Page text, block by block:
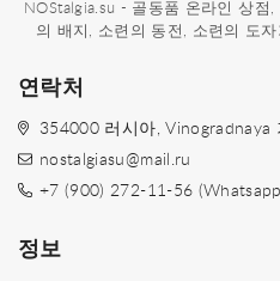
NOStalgia.su - 골동품 온라인 상점
의 배지, 소련의 동전, 소련의 도
연락처
354000 러시아, Vinogradnaya
nostalgiasu@mail.ru
+7 (900) 272-11-56
정보